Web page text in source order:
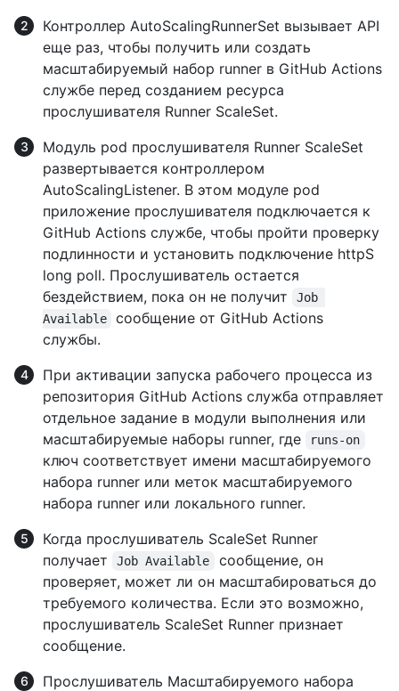
Контроллер AutoScalingRunnerSet вызывает API
еще раз, чтобы получить или создать
масштабируемый набор runner в GitHub Actions
службе перед созданием ресурса
прослушивателя Runner ScaleSet.
Модуль pod прослушивателя Runner ScaleSet
развертывается контроллером
AutoScalingListener. В этом модуле pod
приложение прослушивателя подключается к
GitHub Actions службе, чтобы пройти проверку
подлинности и установить подключение httpS
long poll. Прослушиватель остается
бездействием, пока он не получит
Job
Available
сообщение от GitHub Actions
службы.
При активации запуска рабочего процесса из
репозитория GitHub Actions служба отправляет
отдельное задание в модули выполнения или
масштабируемые наборы runner, где
runs-on
ключ соответствует имени масштабируемого
набора runner или меток масштабируемого
набора runner или локального runner.
Когда прослушиватель ScaleSet Runner
получает
Job Available
сообщение, он
проверяет, может ли он масштабироваться до
требуемого количества. Если это возможно,
прослушиватель ScaleSet Runner признает
сообщение.
Прослушиватель Масштабируемого набора